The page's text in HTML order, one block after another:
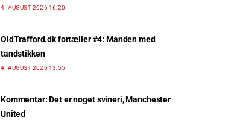
4. AUGUST 2026 16:20
OldTrafford.dk fortæller #4: Manden med
tandstikken
4. AUGUST 2026 13:55
Kommentar: Det er noget svineri, Manchester
United